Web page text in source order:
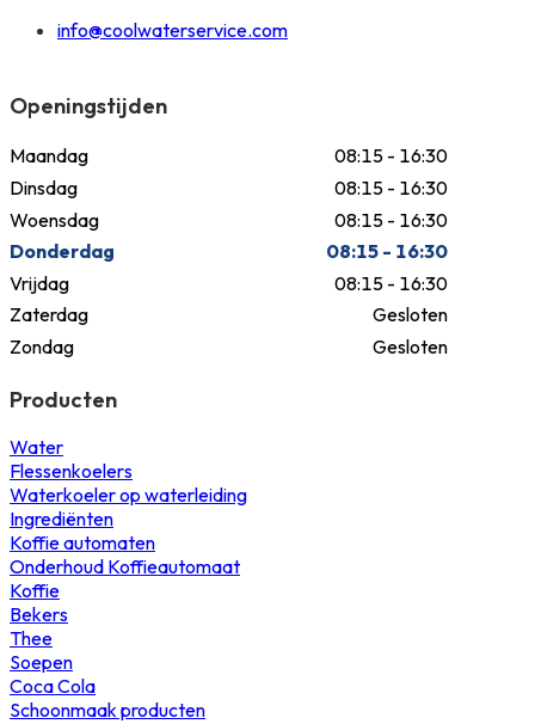
info@coolwaterservice.com
Openingstijden
Maandag
08:15 - 16:30
Dinsdag
08:15 - 16:30
Woensdag
08:15 - 16:30
Donderdag
08:15 - 16:30
Vrijdag
08:15 - 16:30
Zaterdag
Gesloten
Zondag
Gesloten
Producten
Water
Flessenkoelers
Waterkoeler op waterleiding
Ingrediënten
Koffie automaten
Onderhoud Koffieautomaat
Koffie
Bekers
Thee
Soepen
Coca Cola
Schoonmaak producten